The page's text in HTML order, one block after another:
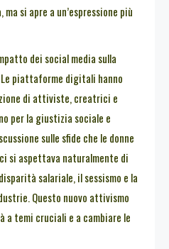
si apre a un’espressione più
dei social media sulla
piattaforme digitali hanno
di attiviste, creatrici e
per la giustizia sociale e
sulle sfide che le donne
si aspettava naturalmente di
salariale, il sessismo e la
Questo nuovo attivismo
temi cruciali e a cambiare le